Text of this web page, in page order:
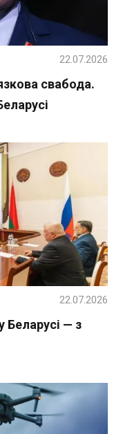
свабода.
22.07.2026
Беларусі — з
22.07.2026